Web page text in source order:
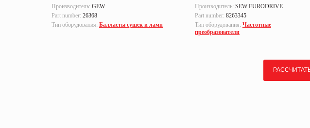
Производитель: GEW
Part number: 26368
Тип оборудования: Балласты сушек и ламп
Производитель: SEW EURODRIVE
Part number: 8263345
Тип оборудования: Частотные
преобразователи